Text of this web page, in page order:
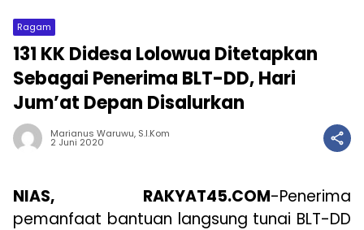
Ragam
131 KK Didesa Lolowua Ditetapkan
Sebagai Penerima BLT-DD, Hari
Jum’at Depan Disalurkan
Marianus Waruwu, S.I.Kom
2 Juni 2020
NIAS, RAKYAT45.COM-Penerima
pemanfaat bantuan langsung tunai BLT-DD